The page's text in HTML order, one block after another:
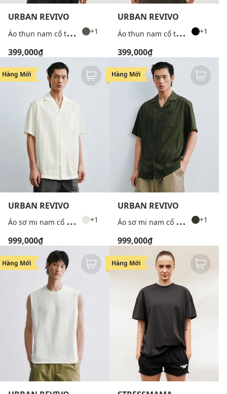
URBAN REVIVO
Á
o thun nam cổ tròn tay ngắn tối giản +1
399,000₫
URBAN REVIVO
Á
o thun nam cổ tròn tay ngắn tối giản +1
399,000₫
Hàng Mới
URBAN REVIVO
Á
o sơ mi nam cổ bẻ tay ngắn phối túi +1
999,000₫
Hàng Mới
URBAN REVIVO
Á
o sơ mi nam cổ bẻ tay ngắn phối túi +1
999,000₫
Hàng Mới Hàng Mới